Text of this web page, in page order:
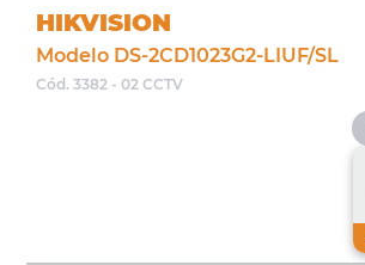
HIKVISION
Modelo DS-2CD1023G2-LIUF/SL
Cód. 3382 - 02 CCTV